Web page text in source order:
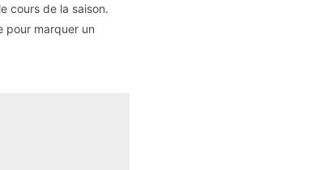
cours de la saison.
pour marquer un